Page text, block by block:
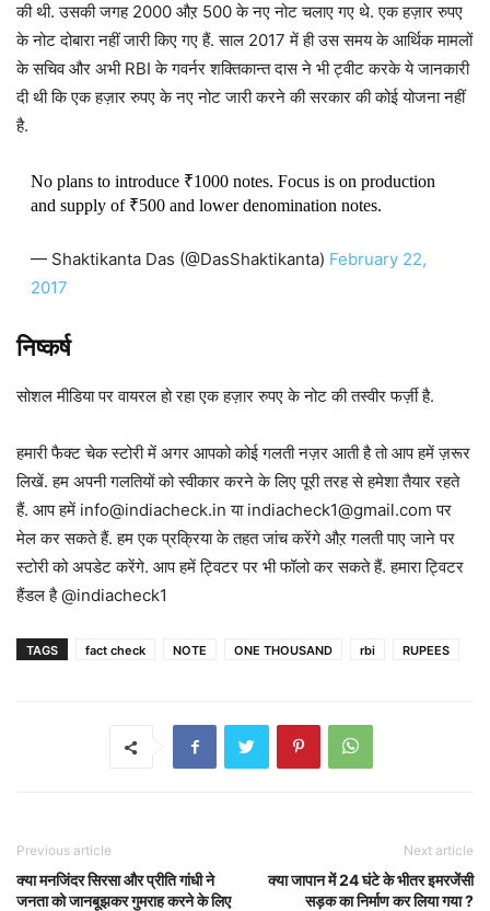
की थी. उसकी जगह 2000 औऱ 500 के नए नोट चलाए गए थे. एक हज़ार रुपए
के नोट दोबारा नहीं जारी किए गए हैं. साल 2017 में ही उस समय के आर्थिक मामलों
के सचिव और अभी RBI के गवर्नर शक्तिकान्त दास ने भी ट्वीट करके ये जानकारी
दी थी कि एक हज़ार रुपए के नए नोट जारी करने की सरकार की कोई योजना नहीं
है.
No plans to introduce ₹1000 notes. Focus is on production
and supply of ₹500 and lower denomination notes.
— Shaktikanta Das (@DasShaktikanta) February 22,
2017
निष्कर्ष
सोशल मीडिया पर वायरल हो रहा एक हज़ार रुपए के नोट की तस्वीर फर्ज़ी है.
हमारी फैक्ट चेक स्टोरी में अगर आपको कोई गलती नज़र आती है तो आप हमें ज़रूर
लिखें. हम अपनी गलतियों को स्वीकार करने के लिए पूरी तरह से हमेशा तैयार रहते
हैं. आप हमें info@indiacheck.in या indiacheck1@gmail.com पर
मेल कर सकते हैं. हम एक प्रक्रिया के तहत जांच करेंगे औऱ गलती पाए जाने पर
स्टोरी को अपडेट करेंगे. आप हमें ट्विटर पर भी फॉलो कर सकते हैं. हमारा ट्विटर
हैंडल है @indiacheck1
TAGS fact check NOTE ONE THOUSAND rbi RUPEES
Previous article
क्या मनजिंदर सिरसा और प्रीति गांधी ने
जनता को जानबूझकर गुमराह करने के लिए
Next article
क्या जापान में 24 घंटे के भीतर इमरजेंसी
सड़क का निर्माण कर लिया गया ?